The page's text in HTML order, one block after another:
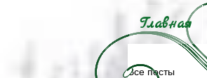
Главная
Все посты